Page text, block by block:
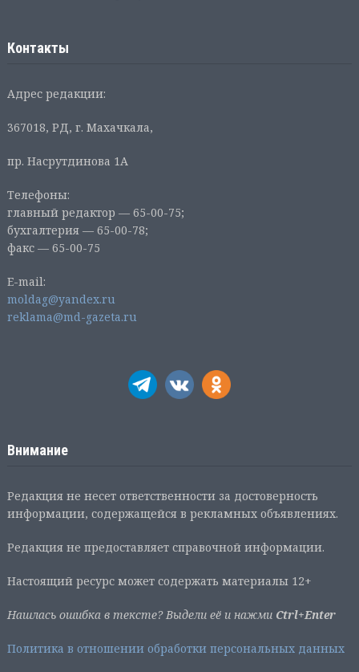
Контакты
Адрес редакции:
367018, РД, г. Махачкала,
пр. Насрутдинова 1А
Телефоны:
главный редактор — 65-00-75;
бухгалтерия — 65-00-78;
факс — 65-00-75
E-mail:
moldag@yandex.ru
reklama@md-gazeta.ru
Внимание
Редакция не несет ответственности за достоверность
информации, содержащейся в рекламных объявлениях.
Редакция не предоставляет справочной информации.
Настоящий ресурс может содержать материалы 12+
Нашлась ошибка в тексте? Выдели её и нажми Ctrl+Enter
Политика в отношении обработки персональных данных